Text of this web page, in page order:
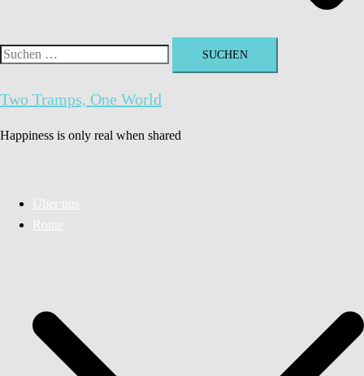
Suchen
Two Tramps, One World
Happiness is only real when shared
Über uns
Route